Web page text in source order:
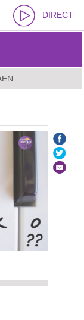
DIRECT